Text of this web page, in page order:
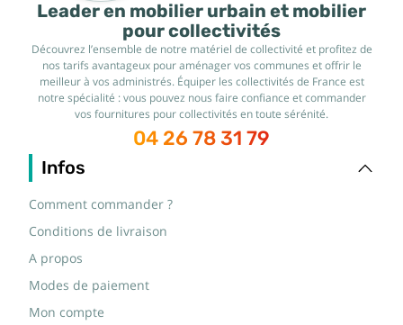
Leader en mobilier urbain et mobilier
pour collectivités
Découvrez l’ensemble de notre matériel de collectivité et profitez de
nos tarifs avantageux pour aménager vos communes et offrir le
meilleur à vos administrés. Équiper les collectivités de France est
notre spécialité : vous pouvez nous faire confiance et commander
vos fournitures pour collectivités en toute sérénité.
04 26 78 31 79
Infos
Comment commander ?
Conditions de livraison
A propos
Modes de paiement
Mon compte